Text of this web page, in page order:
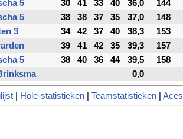
5 30 41 33 40 36,0 144
5 38 38 37 35 37,0 148
3 34 42 37 40 38,3 153
39 41 42 35 39,3 157
5 38 40 36 44 39,5 158
0,0
| Hole-statistieken| Teamstatistieken| Aces